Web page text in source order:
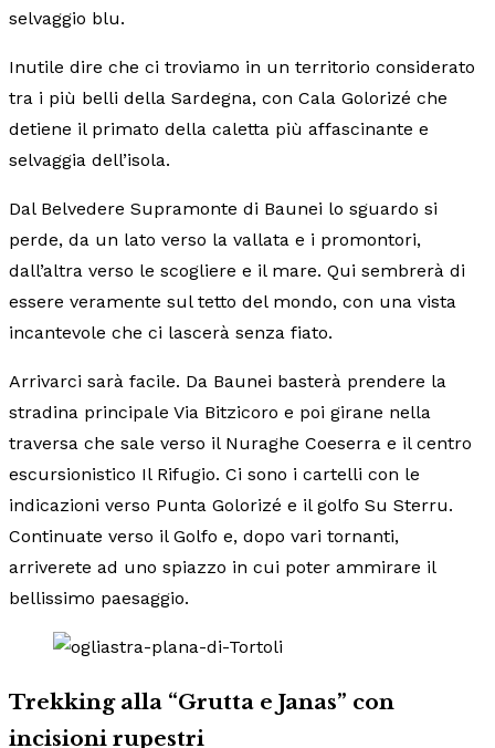
selvaggio blu.
Inutile dire che ci troviamo in un territorio considerato
tra i più belli della Sardegna, con Cala Golorizé che
detiene il primato della caletta più affascinante e
selvaggia dell’isola.
Dal Belvedere Supramonte di Baunei lo sguardo si
perde, da un lato verso la vallata e i promontori,
dall’altra verso le scogliere e il mare. Qui sembrerà di
essere veramente sul tetto del mondo, con una vista
incantevole che ci lascerà senza fiato.
Arrivarci sarà facile. Da Baunei basterà prendere la
stradina principale Via Bitzicoro e poi girane nella
traversa che sale verso il Nuraghe Coeserra e il centro
escursionistico Il Rifugio. Ci sono i cartelli con le
indicazioni verso Punta Golorizé e il golfo Su Sterru.
Continuate verso il Golfo e, dopo vari tornanti,
arriverete ad uno spiazzo in cui poter ammirare il
bellissimo paesaggio.
Trekking alla “Grutta e Janas” con
incisioni rupestri